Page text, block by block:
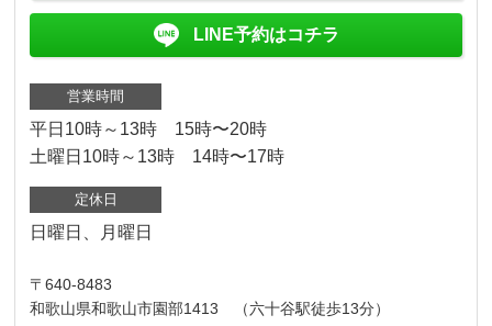
LINE予約はコチラ
営業時間
平日10時～13時 15時〜20時
土曜日10時～13時 14時〜17時
定休日
日曜日、月曜日
〒640-8483
和歌山県和歌山市園部1413 （六十谷駅徒歩13分）